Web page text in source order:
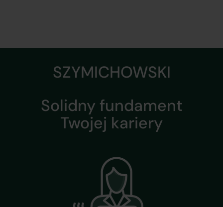
SZYMICHOWSKI
Solidny fundament
Twojej kariery